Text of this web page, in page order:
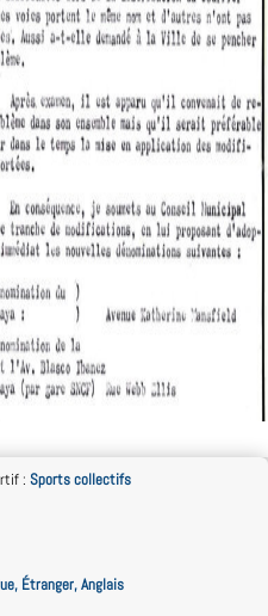
: Sports collectifs
Étranger, Anglais